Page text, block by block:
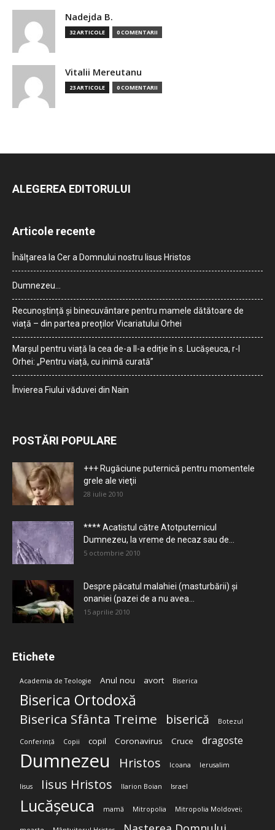
Nadejda B.
32 ARTICOLE 0 COMENTARII
Vitalii Mereutanu
23 ARTICOLE 0 COMENTARII
ALEGEREA EDITORULUI
Articole recente
Înălțarea la Cer a Domnului nostru Iisus Hristos
Dumnezeu…
Recunoștință și binecuvântare pentru mamele dătătoare de
viață – din partea preoților Vicariatului Orhei
Marșul pentru viață la cea de-a II-a ediție în s. Lucășeuca, r-l
Orhei: „Pentru viață, cu inimă curată”
Învierea Fiului văduvei din Nain
POSTĂRI POPULARE
+++ Rugăciune puternică pentru momentele
grele ale vieţii
28 iulie 2010
**** Acatistul către Atotputernicul
Dumnezeu, la vreme de necaz sau de...
5 octombrie 2010
Despre păcatul malahiei (masturbării) şi
onaniei (pazei de a nu avea...
15 aprilie 2010
Etichete
Academia de Teologie Anul nou avort Biserica
Biserica Ortodoxă
Biserica Sfânta Treime biserică Botezul
Conferință Copii copil Coronavirus Cruce dragoste
Dumnezeu Hristos Icoana Ierusalim
Iisus Iisus Hristos Ilarion Boian Israel
Lucășeuca mamă Mitropolia Mitropolia Moldovei;